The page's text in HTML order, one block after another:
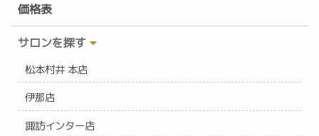
価格表
サロンを探す
松本村井 本店
伊那店
諏訪インター店